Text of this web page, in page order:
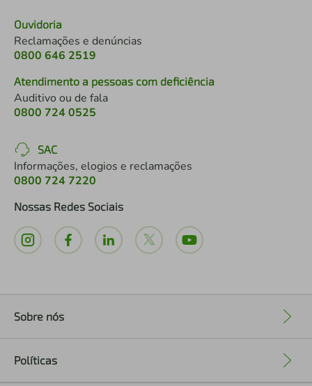
Ouvidoria
Reclamações e denúncias
0800 646 2519
Atendimento a pessoas com deficiência
Auditivo ou de fala
0800 724 0525
SAC
Informações, elogios e reclamações
0800 724 7220
Nossas Redes Sociais
Sobre nós
Políticas